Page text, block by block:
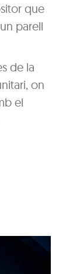
que
parell
de la
on
el